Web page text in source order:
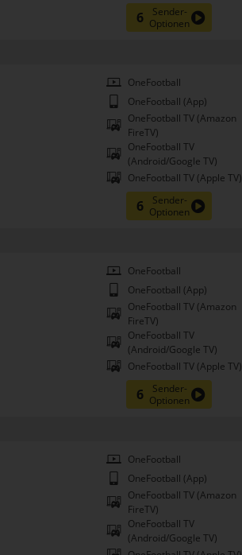
6
Sender-
Optionen
OneFootball
OneFootball (App)
OneFootball TV (Amazon
FireTV)
OneFootball TV
(Android/Google TV)
OneFootball TV (Apple TV)
6
Sender-
Optionen
OneFootball
OneFootball (App)
OneFootball TV (Amazon
FireTV)
OneFootball TV
(Android/Google TV)
OneFootball TV (Apple TV)
6
Sender-
Optionen
OneFootball
OneFootball (App)
OneFootball TV (Amazon
FireTV)
OneFootball TV
(Android/Google TV)